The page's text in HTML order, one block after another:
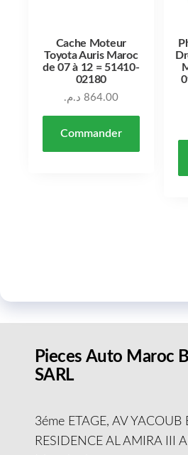
Cache Moteur
Toyota Auris Maroc
de 07 à 12 = 51410-
02180
864.00 د.م.
Commander
Pieces Auto Maroc
SARL
3éme ETAGE, AV YACOUB
RESIDENCE AL AMIRA III